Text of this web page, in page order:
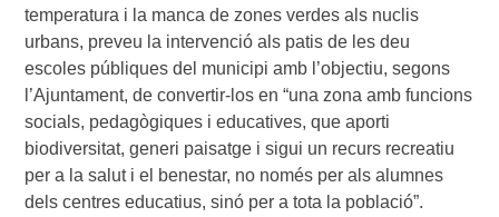
temperatura i la manca de zones verdes als nuclis
urbans, preveu la intervenció als patis de les deu
escoles públiques del municipi amb l’objectiu, segons
l’Ajuntament, de convertir-los en “una zona amb funcions
socials, pedagògiques i educatives, que aporti
biodiversitat, generi paisatge i sigui un recurs recreatiu
per a la salut i el benestar, no només per als alumnes
dels centres educatius, sinó per a tota la població”.